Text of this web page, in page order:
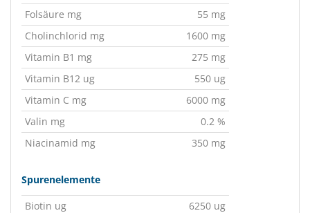
Folsäure mg
55 mg
Cholinchlorid mg
1600 mg
Vitamin B1 mg
275 mg
Vitamin B12 ug
550 ug
Vitamin C mg
6000 mg
Valin mg
0.2 %
Niacinamid mg
350 mg
Spurenelemente
Biotin ug
6250 ug